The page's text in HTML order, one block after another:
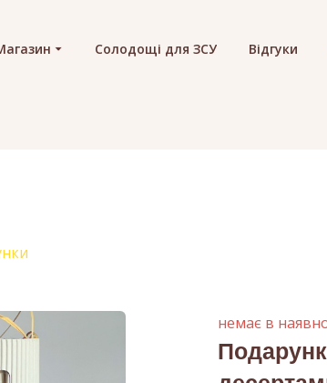
Солодощі для ЗСУ Відгуки
немає в